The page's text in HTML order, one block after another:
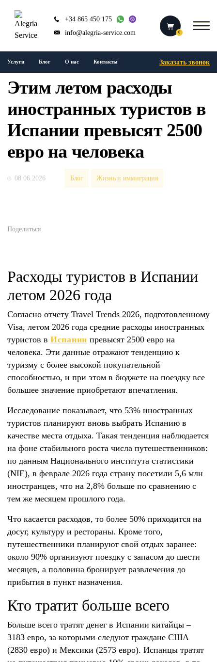
+34 865 450 175
info@alegria-service.com
0
Услуги Блог О нас Контакты Заказать звонок
Этим летом расходы
иностранных туристов в
Испании превысят 2500
евро на человека
08.06.2026 Блог Жизнь и иммиграция
Поделиться
Расходы туристов в Испании
летом 2026 года
Согласно отчету Travel Trends 2026, подготовленному
Visa, летом 2026 года средние расходы иностранных
туристов в Испании превысят 2500 евро на
человека. Эти данные отражают тенденцию к
туризму с более высокой покупательной
способностью, и при этом в бюджете на поездку все
большее значение приобретают впечатления.
Исследование показывает, что 53% иностранных
туристов планируют вновь выбрать Испанию в
качестве места отдыха. Такая тенденция наблюдается
на фоне стабильного роста числа путешественников:
по данным Национального института статистики
(NIE), в феврале 2026 года страну посетили 5,6 млн
иностранцев, что на 2,8% больше по сравнению с
тем же месяцем прошлого года.
Что касается расходов, то более 50% приходится на
досуг, культуру и рестораны. Кроме того,
путешественники планируют свой отдых заранее:
около 90% организуют поездку с запасом до шести
месяцев, а половина бронирует развлечения до
прибытия в пункт назначения.
Кто тратит больше всего
Больше всего тратят денег в Испании китайцы –
3183 евро, за которыми следуют граждане США
(2830 евро) и Мексики (2573 евро). Испанцы тратят